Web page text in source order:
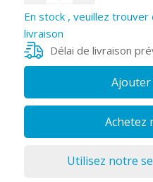
En stock , veuillez
livraison
Délai de livraison
Achetez
Utilisez notre